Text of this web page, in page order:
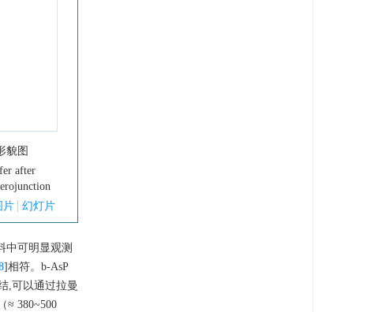
貌图
after
片 幻灯片
中可明显观测
]相符。b-AsP
,可以通过拉曼
≈ 380~500